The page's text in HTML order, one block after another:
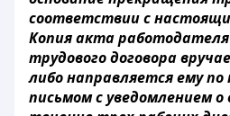
соответствии с
Копия акта
трудового договора
либо направляется ему
письмом с уведомлением о